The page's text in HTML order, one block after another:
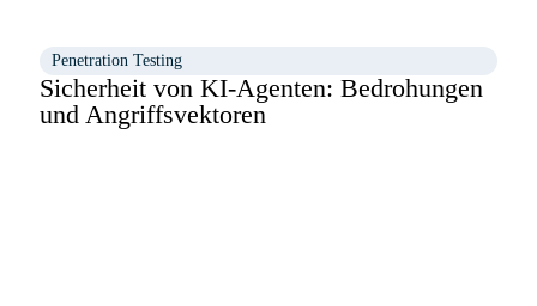
Penetration Testing
Sicherheit von KI-Agenten: Bedrohungen
und Angriffsvektoren